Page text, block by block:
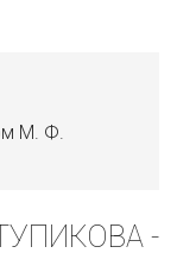
М. Ф.
-